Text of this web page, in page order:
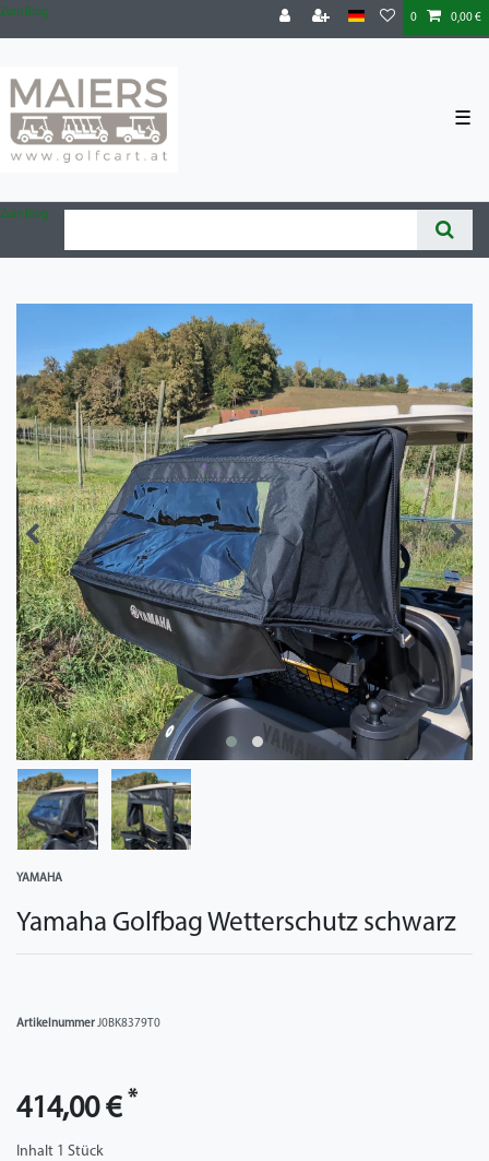
Zum Blog 0 0,00 €
☰
Zum Blog
YAMAHA
Yamaha Golfbag Wetterschutz schwarz
ArtikelnummerJ0BK8379T0
414,00 € *
Inhalt 1 Stück